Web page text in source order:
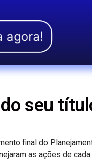
agora!
seu
final do
as ações de